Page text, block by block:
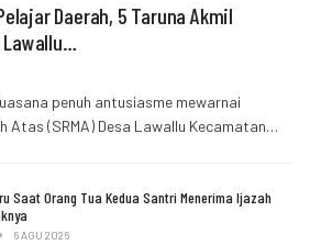
Daerah, 5 Taruna Akmil
Lawallu…
penuh antusiasme mewarnai
Atas (SRMA) Desa Lawallu Kecamatan…
Saat Orang Tua Kedua Santri Menerima Ijazah
6 AGU 2026